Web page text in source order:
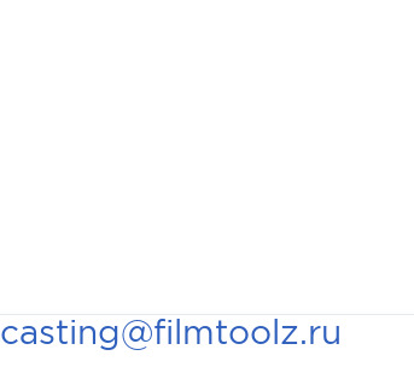
casting@filmtoolz.ru